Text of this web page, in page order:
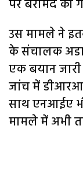
पर बरामद की
उस मामले ने
के संचालक
एक बयान
जांच में
साथ एनआईए
मामले में अभी